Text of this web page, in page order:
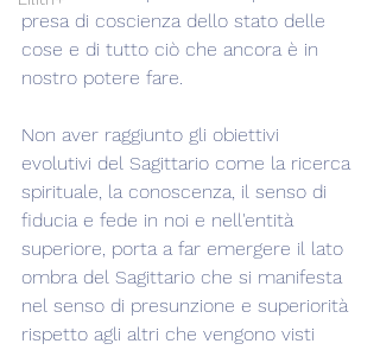
presa di coscienza dello stato delle
cose e di tutto ciò che ancora è in
nostro potere fare.
Non aver raggiunto gli obiettivi
evolutivi del Sagittario come la ricerca
spirituale, la conoscenza, il senso di
fiducia e fede in noi e nell'entità
superiore, porta a far emergere il lato
ombra del Sagittario che si manifesta
nel senso di presunzione e superiorità
rispetto agli altri che vengono visti